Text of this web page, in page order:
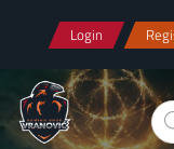
Login